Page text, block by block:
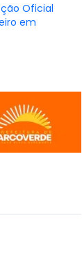
Oficial
em